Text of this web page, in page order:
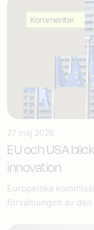
27 maj 2026
EU och USA
innovation
Europeiska
förvaltningen av den